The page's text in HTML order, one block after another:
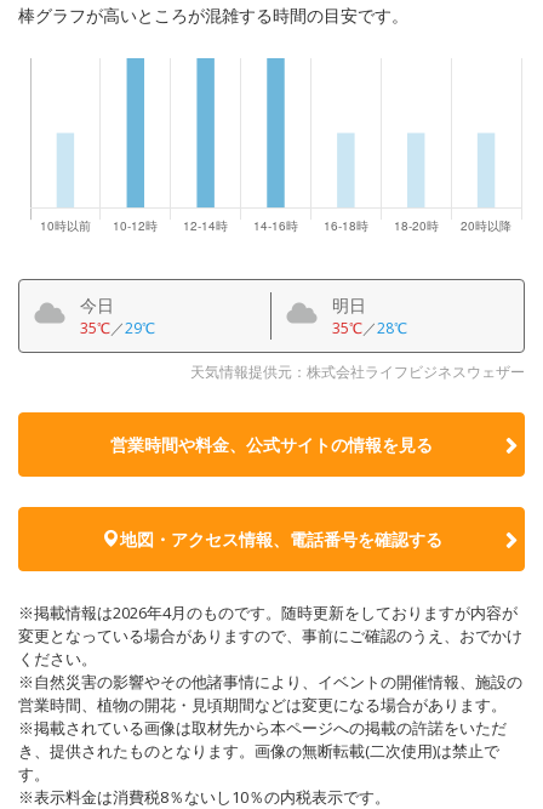
棒グラフが高いところが混雑する時間の目安です。
今日
35℃／29℃
明日
35℃／28℃
天気情報提供元：株式会社ライフビジネスウェザー
営業時間や料金、公式サイトの情報を見る
地図・アクセス情報、電話番号を確認する
※掲載情報は2026年4月のものです。随時更新をしておりますが内容が
変更となっている場合がありますので、事前にご確認のうえ、おでかけ
ください。
※自然災害の影響やその他諸事情により、イベントの開催情報、施設の
営業時間、植物の開花・見頃期間などは変更になる場合があります。
※掲載されている画像は取材先から本ページへの掲載の許諾をいただ
き、提供されたものとなります。画像の無断転載(二次使用)は禁止で
す。
※表示料金は消費税8％ないし10％の内税表示です。